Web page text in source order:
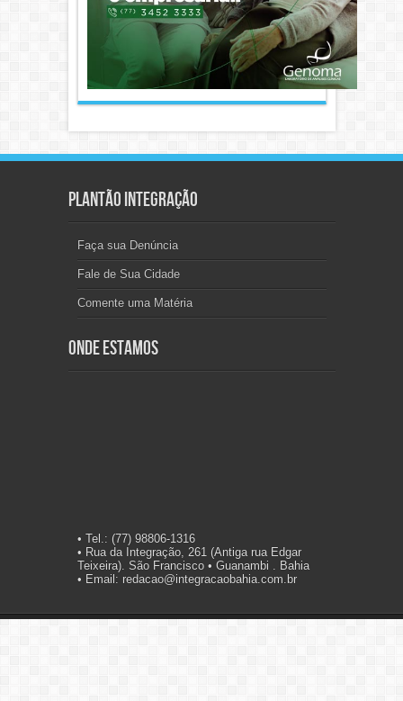
Plantão Integração
Faça sua Denúncia
Fale de Sua Cidade
Comente uma Matéria
Onde Estamos
• Tel.: (77) 98806-1316
• Rua da Integração, 261 (Antiga rua Edgar
Teixeira). São Francisco • Guanambi . Bahia
• Email: redacao@integracaobahia.com.br